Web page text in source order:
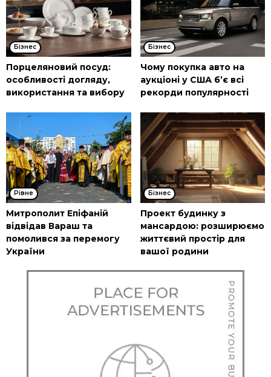
Бізнес
Порцеляновий посуд:
особливості догляду,
використання та вибору
Бізнес
Чому покупка авто на
аукціоні у США б’є всі
рекорди популярності
Рівне
Митрополит Епіфаній
відвідав Вараш та
помолився за перемогу
України
Бізнес
Проект будинку з
мансардою: розширюємо
життєвий простір для
вашої родини